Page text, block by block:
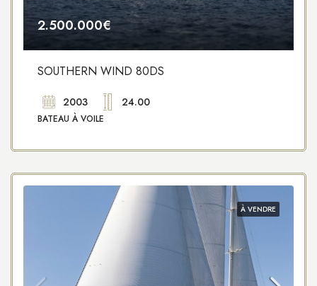
2.500.000€
SOUTHERN WIND 80DS
2003 24.00
BATEAU À VOILE
À VENDRE